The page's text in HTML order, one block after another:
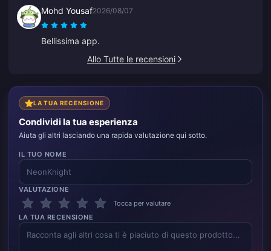
Mohd Yousaf2026/08/07
Bellissima app.
Allo Tutte le recensioni
LA TUA RECENSIONE
Condividi la tua esperienza
Aiuta gli altri lasciando una rapida valutazione qui sotto.
IL TUO NOME
VALUTAZIONE
Tocca per valutare
LA TUA RECENSIONE